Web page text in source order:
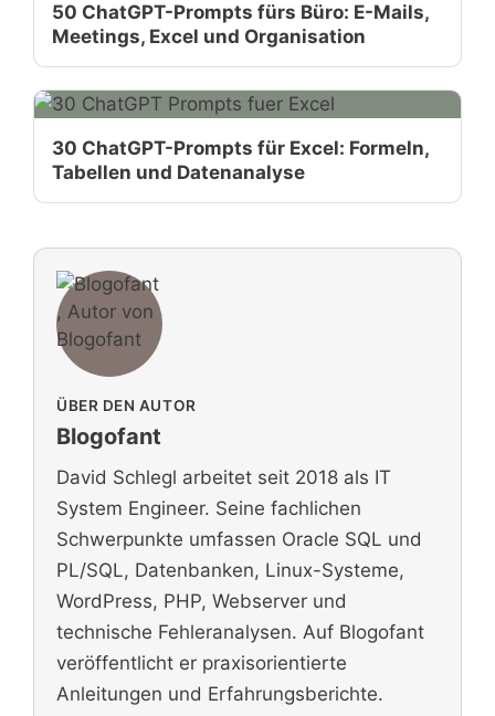
50 ChatGPT-Prompts fürs Büro: E-Mails,
Meetings, Excel und Organisation
30 ChatGPT-Prompts für Excel: Formeln,
Tabellen und Datenanalyse
ÜBER DEN AUTOR
Blogofant
David Schlegl arbeitet seit 2018 als IT
System Engineer. Seine fachlichen
Schwerpunkte umfassen Oracle SQL und
PL/SQL, Datenbanken, Linux-Systeme,
WordPress, PHP, Webserver und
technische Fehleranalysen. Auf Blogofant
veröffentlicht er praxisorientierte
Anleitungen und Erfahrungsberichte.